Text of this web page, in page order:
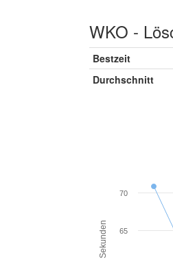
WKO -
Bestzeit
Durchschnitt
Sekunden 65
70